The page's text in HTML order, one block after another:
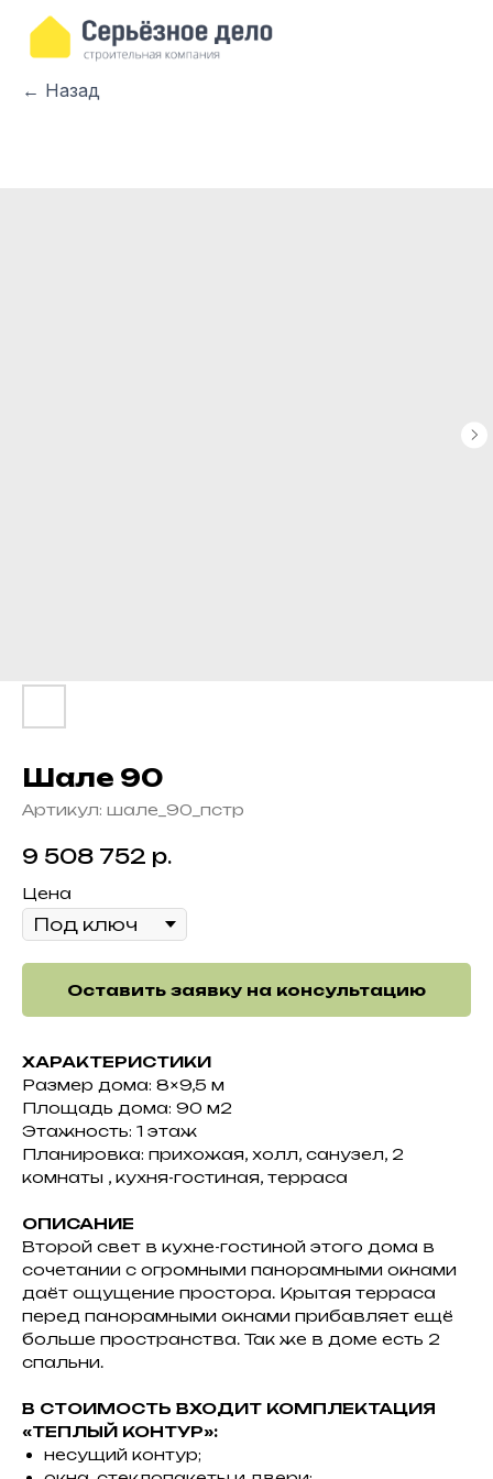
← Назад
Шале 90
Артикул: шале_90_пстр
9 508 752 р.
Цена
Оставить заявку на консультацию
ХАРАКТЕРИСТИКИ
Размер дома: 8×9,5 м
Площадь дома: 90 м2
Этажность: 1 этаж
Планировка: прихожая, холл, санузел, 2
комнаты , кухня-гостиная, терраса
ОПИСАНИЕ
Второй свет в кухне-гостиной этого дома в
сочетании с огромными панорамными окнами
даёт ощущение простора. Крытая терраса
перед панорамными окнами прибавляет ещё
больше пространства. Так же в доме есть 2
спальни.
В СТОИМОСТЬ ВХОДИТ КОМПЛЕКТАЦИЯ
«ТЕПЛЫЙ КОНТУР»:
несущий контур;
Экскурсия по
реальным объектам
Мы проведем вас по строящимся